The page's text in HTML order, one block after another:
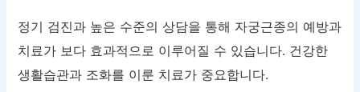
정기 검진과 높은 수준의 상담을 통해 자궁근종의 예방과
치료가 보다 효과적으로 이루어질 수 있습니다. 건강한
생활습관과 조화를 이룬 치료가 중요합니다.